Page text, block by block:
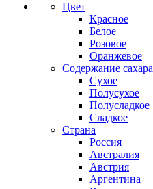
Цвет
Красное
Белое
Розовое
Оранжевое
Содержание сахара
Сухое
Полусухое
Полусладкое
Сладкое
Страна
Россия
Австралия
Австрия
Аргентина